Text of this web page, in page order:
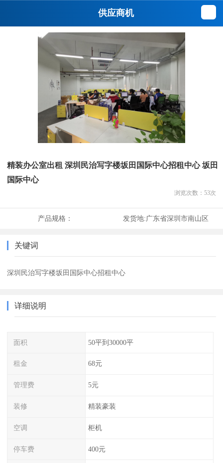
供应商机
精装办公室出租 深圳民治写字楼坂田国际中心招租中心 坂田
国际中心
浏览次数： 53次
产品规格： 发货地:广东省深圳市南山区
关键词
深圳民治写字楼坂田国际中心招租中心
详细说明
面积 50平到30000平
租金 68元
管理费 5元
装修 精装豪装
空调 柜机
停车费 400元